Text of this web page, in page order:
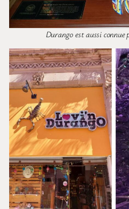
Durango est aussi connue